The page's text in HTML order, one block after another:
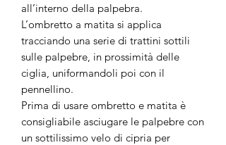
all’interno della palpebra.
L’ombretto a matita si applica
tracciando una serie di trattini sottili
sulle palpebre, in prossimità delle
ciglia, uniformandoli poi con il
pennellino.
Prima di usare ombretto e matita è
consigliabile asciugare le palpebre con
un sottilissimo velo di cipria per